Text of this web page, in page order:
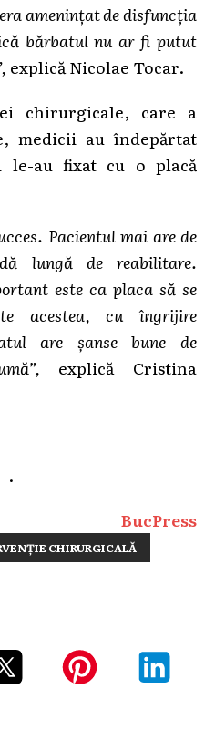
amenințat de disfuncția
bărbatul nu ar fi putut
explică Nicolae Tocar.
chirurgicale, care a
medicii au îndepărtat
le-au fixat cu o placă
Pacientul mai are de
lungă de reabilitare.
este ca placa să se
acestea, cu îngrijire
are șanse bune de
explică Cristina
.
BucPress
CHIRURGICALĂ